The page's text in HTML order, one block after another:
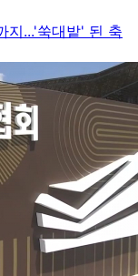
지...'쑥대밭' 된 축